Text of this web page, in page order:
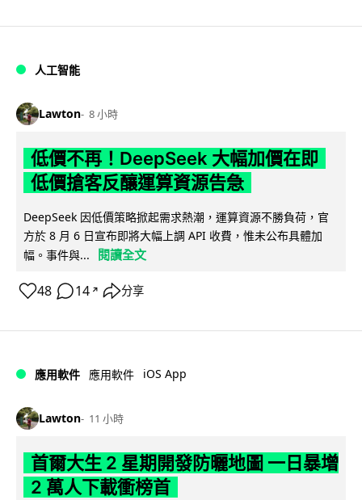
人工智能
Lawton 8 小時
低價不再！DeepSeek 大幅加價在即
低價搶客反釀運算資源告急
DeepSeek 因低價策略掀起需求熱潮，運算資源不勝負荷，官
方於 8 月 6 日宣布即將大幅上調 API 收費，惟未公布具體加
幅。事件與...
閱讀全文
48 14 ↗ 分享
應用軟件 應用軟件 iOS App
Lawton 11 小時
首爾大生 2 星期開發防曬地圖 一日暴增
2 萬人下載衝榜首